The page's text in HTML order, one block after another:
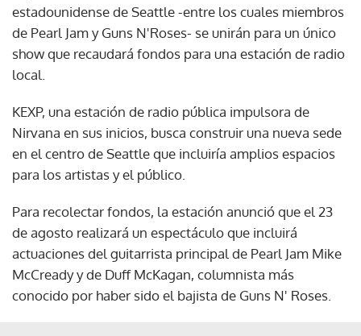
estadounidense de Seattle -entre los cuales miembros
de Pearl Jam y Guns N'Roses- se unirán para un único
show que recaudará fondos para una estación de radio
local.
KEXP, una estación de radio pública impulsora de
Nirvana en sus inicios, busca construir una nueva sede
en el centro de Seattle que incluiría amplios espacios
para los artistas y el público.
Para recolectar fondos, la estación anunció que el 23
de agosto realizará un espectáculo que incluirá
actuaciones del guitarrista principal de Pearl Jam Mike
McCready y de Duff McKagan, columnista más
conocido por haber sido el bajista de Guns N' Roses.